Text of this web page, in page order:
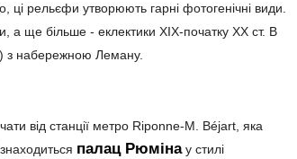
ці рельєфи утворюють гарні фотогенічні види.
а ще більше - еклектики ХІХ-початку ХХ ст. В
з набережною Леману.
від станції метро Riponne-M. Béjart, яка
палац Рюмінау стилі